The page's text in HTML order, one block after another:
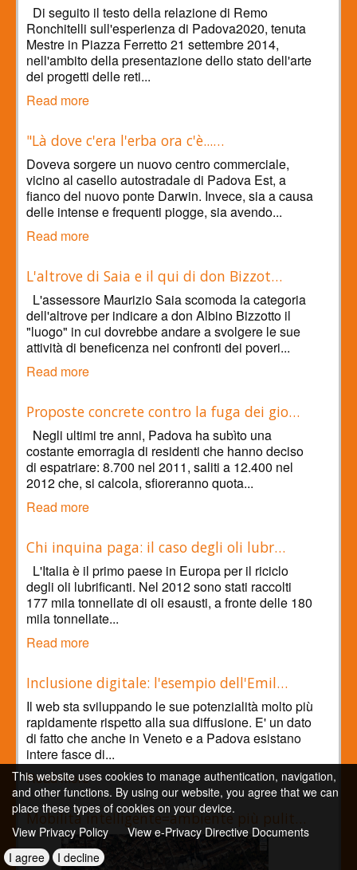
Di seguito il testo della relazione di Remo
Ronchitelli sull'esperienza di Padova2020, tenuta
Mestre in Piazza Ferretto 21 settembre 2014,
nell'ambito della presentazione dello stato dell'arte
dei progetti delle reti...
Read more
"Là dove c'era l'erba ora c'è...…
Doveva sorgere un nuovo centro commerciale,
vicino al casello autostradale di Padova Est, a
fianco del nuovo ponte Darwin. Invece, sia a causa
delle intense e frequenti piogge, sia avendo...
Read more
L'altrove di Saia e il qui di don Bizzot…
L'assessore Maurizio Saia scomoda la categoria
dell'altrove per indicare a don Albino Bizzotto il
"luogo" in cui dovrebbe andare a svolgere le sue
attività di beneficenza nei confronti dei poveri...
Read more
Proposte concrete contro la fuga dei gio…
Negli ultimi tre anni, Padova ha subìto una
costante emorragia di residenti che hanno deciso
di espatriare: 8.700 nel 2011, saliti a 12.400 nel
2012 che, si calcola, sfioreranno quota...
Read more
Chi inquina paga: il caso degli oli lubr…
L'Italia è il primo paese in Europa per il riciclo
degli oli lubrificanti. Nel 2012 sono stati raccolti
177 mila tonnellate di oli esausti, a fronte delle 180
mila tonnellate...
Read more
Inclusione digitale: l'esempio dell'Emil…
Il web sta sviluppando le sue potenzialità molto più
rapidamente rispetto alla sua diffusione. E' un dato
di fatto che anche in Veneto e a Padova esistano
intere fasce di...
Read more
Mobilità intelligente=ambiente più pulit…
This website uses cookies to manage authentication, navigation,
and other functions. By using our website, you agree that we can
place these types of cookies on your device.
View Privacy Policy
View e-Privacy Directive Documents
I agree
I decline